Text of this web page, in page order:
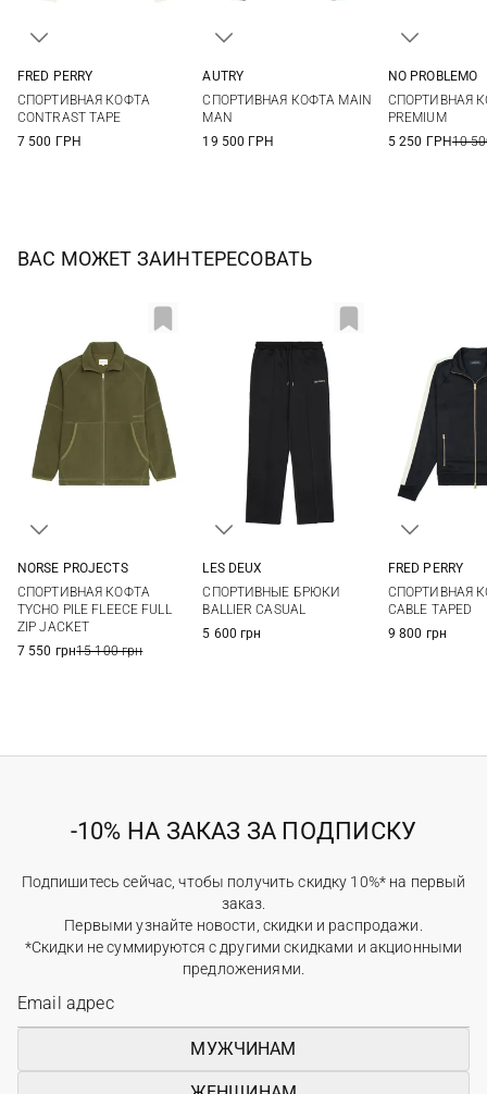
FRED PERRY
СПОРТИВНАЯ КОФТА
CONTRAST TAPE
7 500 ГРН
AUTRY
СПОРТИВНАЯ КОФТА MAIN
MAN
19 500 ГРН
NO PROBLEMO
СПОРТИВНАЯ
PREMIUM
5 250 ГРН10
ВАС МОЖЕТ ЗАИНТЕРЕСОВАТЬ
NORSE PROJECTS
СПОРТИВНАЯ КОФТА
TYCHO PILE FLEECE FULL
ZIP JACKET
7 550 грн15 100 грн
XXL
LES DEUX
СПОРТИВНЫЕ БРЮКИ
BALLIER CASUAL
5 600 грн
FRED PERRY
СПОРТИВНАЯ
CABLE TAPED
9 800 грн
-10% НА ЗАКАЗ ЗА ПОДПИСКУ
Подпишитесь сейчас, чтобы получить скидку 10%* на первый
заказ.
Первыми узнайте новости, скидки и распродажи.
*Скидки не суммируются с другими скидками и акционными
предложениями.
МУЖЧИНАМ